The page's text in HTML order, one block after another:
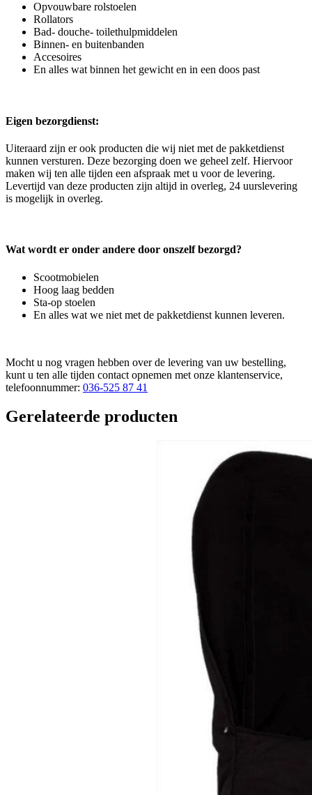
Opvouwbare rolstoelen
Rollators
Bad- douche- toilethulpmiddelen
Binnen- en buitenbanden
Accesoires
En alles wat binnen het gewicht en in een doos past
Eigen bezorgdienst:
Uiteraard zijn er ook producten die wij niet met de pakketdienst
kunnen versturen. Deze bezorging doen we geheel zelf. Hiervoor
maken wij ten alle tijden een afspraak met u voor de levering.
Levertijd van deze producten zijn altijd in overleg, 24 uurslevering
is mogelijk in overleg.
Wat wordt er onder andere door onszelf bezorgd?
Scootmobielen
Hoog laag bedden
Sta-op stoelen
En alles wat we niet met de pakketdienst kunnen leveren.
Mocht u nog vragen hebben over de levering van uw bestelling,
kunt u ten alle tijden contact opnemen met onze klantenservice,
telefoonnummer: 036-525 87 41
Gerelateerde producten